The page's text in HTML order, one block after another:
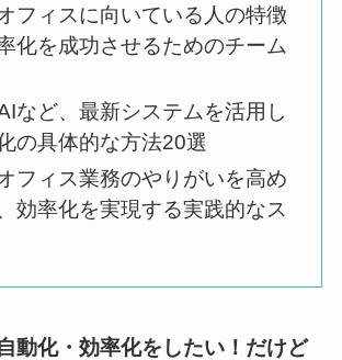
フィスに向いている人の特徴
化を成功させるためのチーム
など、最新システムを活用し
の具体的な方法20選
フィス業務のやりがいを高め
効率化を実現する実践的なス
動化・効率化をしたい！だけど